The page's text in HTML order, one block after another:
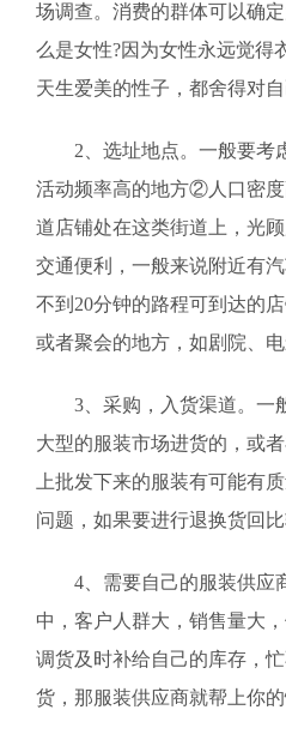
场调查。消费的群体可以确
么是女性?因为女性永远觉得
天生爱美的性子，都舍得对自
2、选址地点。一般要考
活动频率高的地方②人口密
道店铺处在这类街道上，光
交通便利，一般来说附近有
不到20分钟的路程可到达的
或者聚会的地方，如剧院、电
3、采购，入货渠道。一
大型的服装市场进货的，或
上批发下来的服装有可能有
问题，如果要进行退换货回比
4、需要自己的服装供应
中，客户人群大，销售量大
调货及时补给自己的库存，
货，那服装供应商就帮上你的